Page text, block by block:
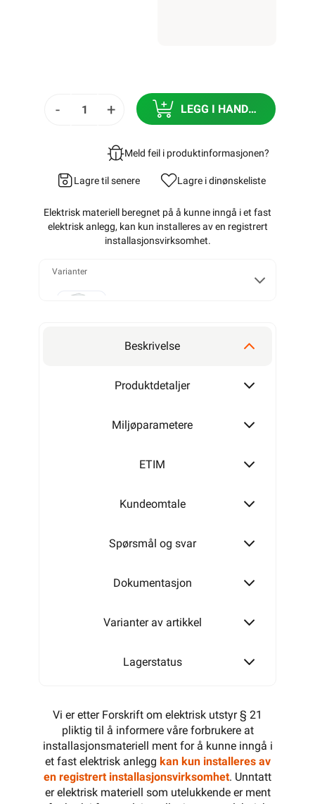
- + LEGG I HANDLEKURV
Meld feil i produktinformasjonen?
Lagre til senere Lagre i dinønskeliste
Elektrisk materiell beregnet på å kunne inngå i et fast
elektrisk anlegg, kan kun installeres av en registrert
installasjonsvirksomhet.
Varianter
T40
T160
Beskrivelse
Produktdetaljer
Miljøparametere
ETIM
Kundeomtale
Spørsmål og svar
Dokumentasjon
Varianter av artikkel
Lagerstatus
Vi er etter Forskrift om elektrisk utstyr § 21
pliktig til å informere våre forbrukere at
installasjonsmateriell ment for å kunne inngå i
et fast elektrisk anlegg kan kun installeres av
en registrert installasjonsvirksomhet. Unntatt
er elektrisk materiell som utelukkende er ment